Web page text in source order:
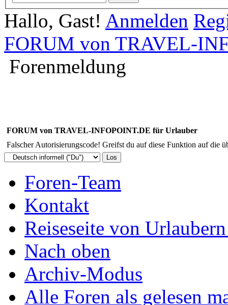
Hallo, Gast! Anmelden
FORUM von TRAVEL-
Forenmeldung
FORUM von TRAVEL-INFOPOINT.DE für Urlauber
Falscher Autorisierungscode! Greifst du auf diese Funktion auf die
Foren-Team
Kontakt
Reiseseite von
Nach oben
Archiv-Modus
Alle Foren als gelesen